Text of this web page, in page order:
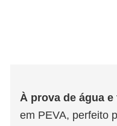
À prova de água
em PEVA, perfeito